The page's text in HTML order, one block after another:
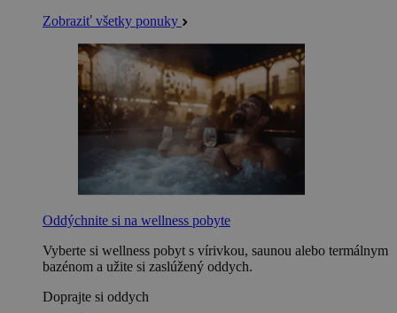
Zobraziť všetky ponuky
Oddýchnite si na wellness pobyte
Vyberte si wellness pobyt s vírivkou, saunou alebo termálnym
bazénom a užite si zaslúžený oddych.
Doprajte si oddych